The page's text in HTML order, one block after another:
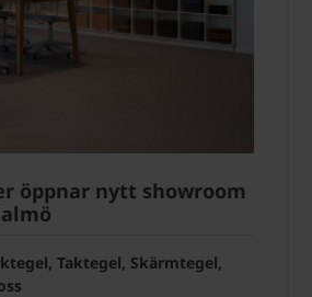
öppnar nytt showroom
Taktegel, Skärmtegel,